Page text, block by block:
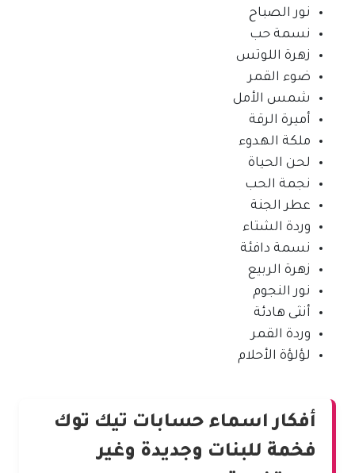
نور الصباح
نسمة حب
زهرة اللوتس
ضوء القمر
شمس الأمل
أميرة الرقة
ملكة الهدوء
لحن الحياة
نجمة الحب
عطر الجنة
وردة الشتاء
نسمة دافئة
زهرة الربيع
نور النجوم
أنثى هادئة
وردة القمر
لؤلؤة الأحلام
أفكار اسماء حسابات تيك توك
فخمة للبنات وجديدة وغير